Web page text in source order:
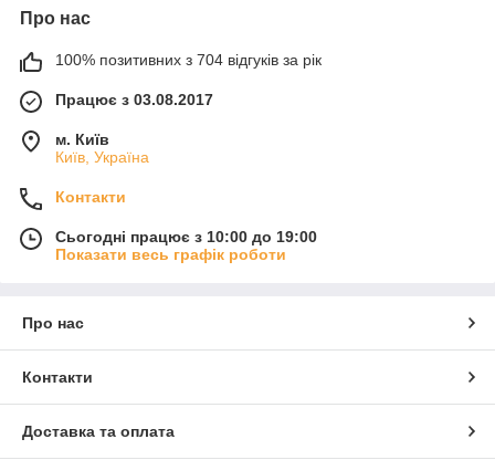
Про нас
100% позитивних з 704 відгуків за рік
Працює з 03.08.2017
м. Київ
Київ, Україна
Контакти
Сьогодні працює з 10:00 до 19:00
Показати весь графік роботи
Про нас
Контакти
Доставка та оплата